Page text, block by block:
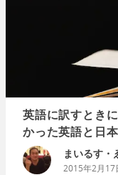
英語に訳すとき
かった英語と日
まいるす・
2015年2月17